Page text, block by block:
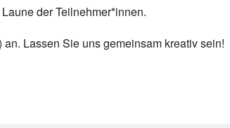
der Teilnehmer*innen.
Lassen Sie uns gemeinsam kreativ sein!